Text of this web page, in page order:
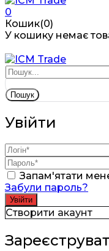
0
Кошик(0)
У кошику немає
Пошук
Увійти
Запам'ятати
Забули пароль?
Створити акаунт